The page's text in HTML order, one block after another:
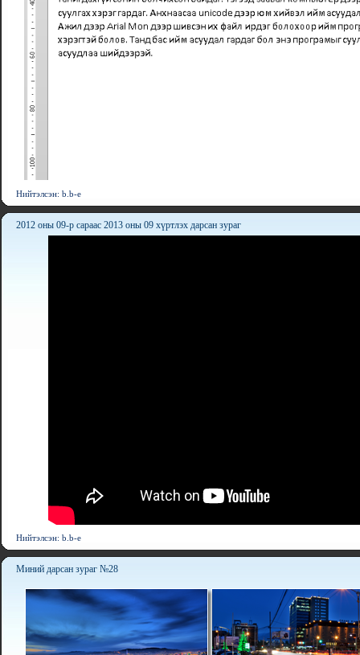
Нийтэлсэн: b.b-e
2012 оны 09-р сараас 2013 оны 09 хүртлэх дарсан зураг
Нийтэлсэн: b.b-e
Миний дарсан зураг №28